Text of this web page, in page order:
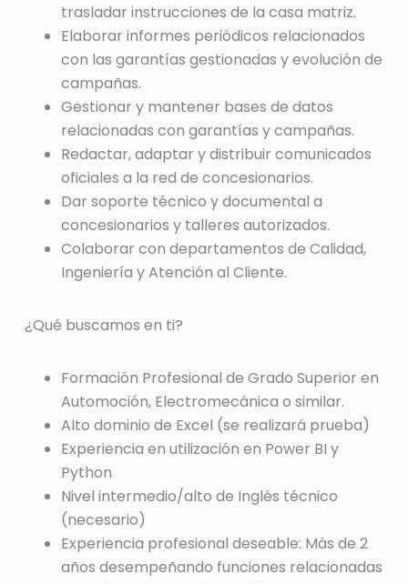
trasladar instrucciones de la casa matriz.
Elaborar informes periódicos relacionados
con las garantías gestionadas y evolución de
campañas.
Gestionar y mantener bases de datos
relacionadas con garantías y campañas.
Redactar, adaptar y distribuir comunicados
oficiales a la red de concesionarios.
Dar soporte técnico y documental a
concesionarios y talleres autorizados.
Colaborar con departamentos de Calidad,
Ingeniería y Atención al Cliente.
¿Qué buscamos en ti?
Formación Profesional de Grado Superior en
Automoción, Electromecánica o similar.
Alto dominio de Excel (se realizará prueba)
Experiencia en utilización en Power BI y
Python
Nivel intermedio/alto de Inglés técnico
(necesario)
Experiencia profesional deseable: Más de 2
años desempeñando funciones relacionadas